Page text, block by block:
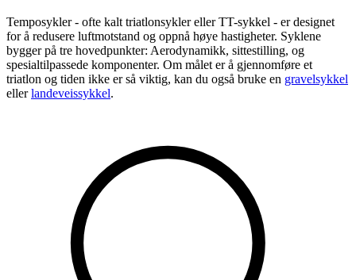
Temposykler - ofte kalt triatlonsykler eller TT-sykkel - er designet
for å redusere luftmotstand og oppnå høye hastigheter. Syklene
bygger på tre hovedpunkter: Aerodynamikk, sittestilling, og
spesialtilpassede komponenter. Om målet er å gjennomføre et
triatlon og tiden ikke er så viktig, kan du også bruke en gravelsykkel
ellerlandeveissykkel.